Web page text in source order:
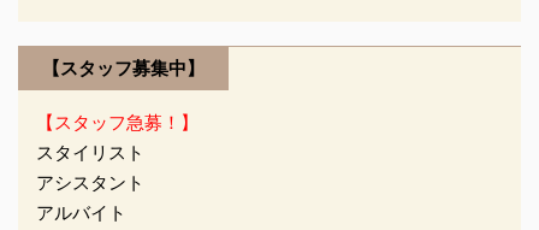
ＲＥＩＲの 営業は
本日までです！！ た
え 楽しい１年になりま
した ほんとにあ ...
【スタッフ募集中】
【スタッフ急募！】
スタイリスト
アシスタント
アルバイト